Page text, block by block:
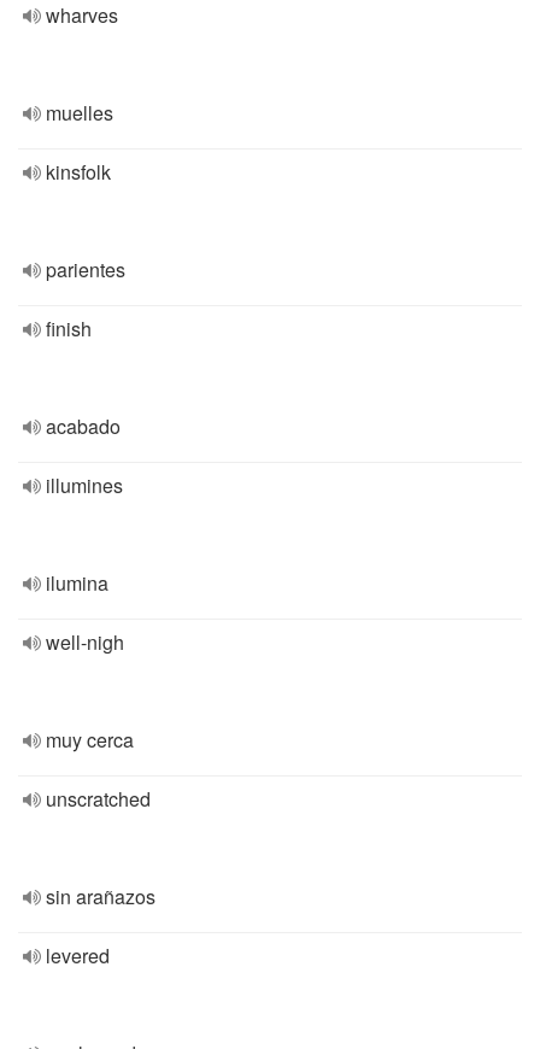
wharves
muelles
kinsfolk
parientes
finish
acabado
illumines
ilumina
well-nigh
muy cerca
unscratched
sin arañazos
levered